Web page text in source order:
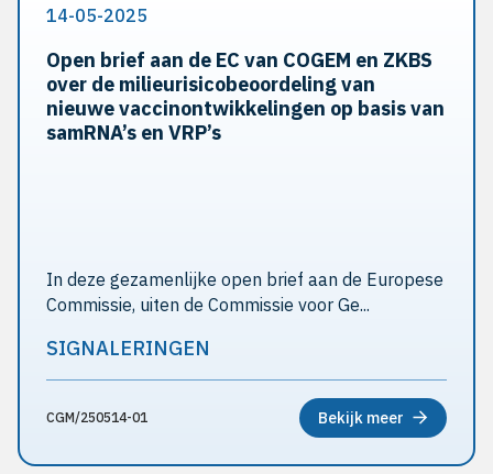
14-05-2025
Open brief aan de EC van COGEM en ZKBS
over de milieurisicobeoordeling van
nieuwe vaccinontwikkelingen op basis van
samRNA’s en VRP’s
In deze gezamenlijke open brief aan de Europese
Commissie, uiten de Commissie voor Ge...
SIGNALERINGEN
CGM/250514-01 Bekijk meer